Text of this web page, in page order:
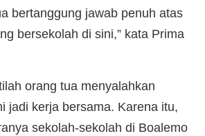
bertanggung jawab penuh atas
bersekolah di sini,” kata Prima
orang tua menyalahkan
jadi kerja bersama. Karena itu,
sekolah-sekolah di Boalemo